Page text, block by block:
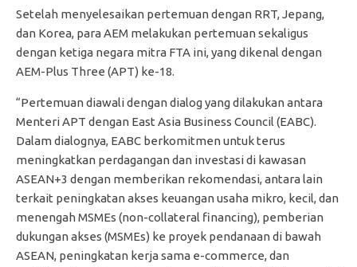
Setelah menyelesaikan pertemuan dengan RRT, Jepang,
dan Korea, para AEM melakukan pertemuan sekaligus
dengan ketiga negara mitra FTA ini, yang dikenal dengan
AEM-Plus Three (APT) ke-18.
“Pertemuan diawali dengan dialog yang dilakukan antara
Menteri APT dengan East Asia Business Council (EABC).
Dalam dialognya, EABC berkomitmen untuk terus
meningkatkan perdagangan dan investasi di kawasan
ASEAN+3 dengan memberikan rekomendasi, antara lain
terkait peningkatan akses keuangan usaha mikro, kecil, dan
menengah MSMEs (non-collateral financing), pemberian
dukungan akses (MSMEs) ke proyek pendanaan di bawah
ASEAN, peningkatan kerja sama e-commerce, dan